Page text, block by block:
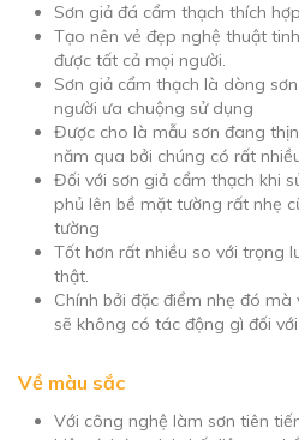
Sơn giả đá cẩm thạch thích
Tạo nên vẻ đẹp nghệ thuật
được tất cả mọi người.
Sơn giả cẩm thạch là dòng
người ưa chuộng sử dụng
Được cho là mẫu sơn đang
năm qua bởi chúng có rất
Đối với sơn giả cẩm thạch khi
phủ lên bề mặt tường rất nhẹ
tường
Tốt hơn rất nhiều so với trọng
thật.
Chính bởi đặc điểm nhẹ đó
sẽ không có tác động gì đối
Về màu sắc
Với công nghệ làm sơn tiên